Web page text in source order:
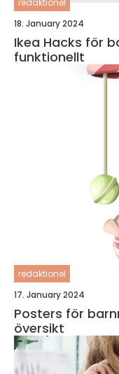
redaktionel
18. January 2024
Ikea Hacks för barnrum
funktionellt
redaktionel
17. January 2024
Posters för
översikt